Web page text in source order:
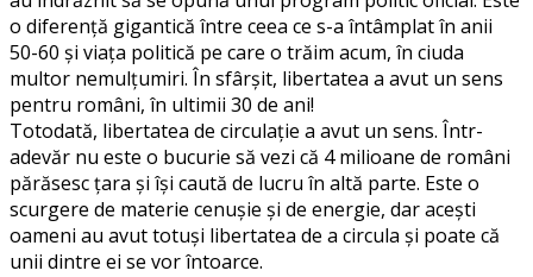
o diferență gigantică între ceea ce s-a întâmplat în anii
50-60 și viața politică pe care o trăim acum, în ciuda
multor nemulțumiri. În sfârșit, libertatea a avut un sens
pentru români, în ultimii 30 de ani!
Totodată, libertatea de circulație a avut un sens. Într-
adevăr nu este o bucurie să vezi că 4 milioane de români
părăsesc țara și își caută de lucru în altă parte. Este o
scurgere de materie cenușie și de energie, dar acești
oameni au avut totuși libertatea de a circula și poate că
unii dintre ei se vor întoarce.